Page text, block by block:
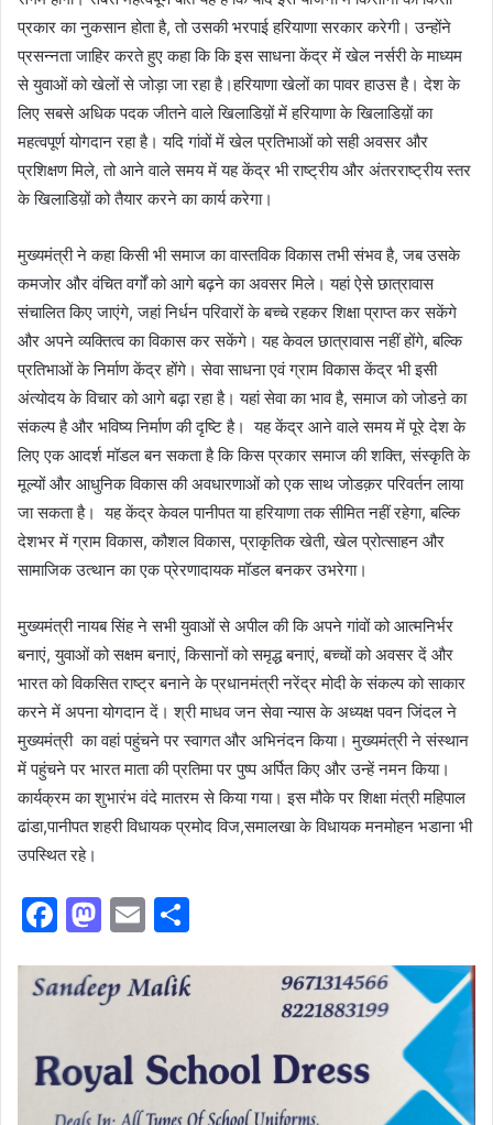
प्रकार का नुकसान होता है, तो उसकी भरपाई हरियाणा सरकार करेगी। उन्होंने
प्रसन्नता जाहिर करते हुए कहा कि कि इस साधना केंद्र में खेल नर्सरी के माध्यम
से युवाओं को खेलों से जोड़ा जा रहा है।हरियाणा खेलों का पावर हाउस है। देश के
लिए सबसे अधिक पदक जीतने वाले खिलाडिय़ों में हरियाणा के खिलाडिय़ों का
महत्वपूर्ण योगदान रहा है। यदि गांवों में खेल प्रतिभाओं को सही अवसर और
प्रशिक्षण मिले, तो आने वाले समय में यह केंद्र भी राष्ट्रीय और अंतरराष्ट्रीय स्तर
के खिलाडिय़ों को तैयार करने का कार्य करेगा।
मुख्यमंत्री ने कहा किसी भी समाज का वास्तविक विकास तभी संभव है, जब उसके
कमजोर और वंचित वर्गों को आगे बढ़ने का अवसर मिले। यहां ऐसे छात्रावास
संचालित किए जाएंगे, जहां निर्धन परिवारों के बच्चे रहकर शिक्षा प्राप्त कर सकेंगे
और अपने व्यक्तित्व का विकास कर सकेंगे। यह केवल छात्रावास नहीं होंगे, बल्कि
प्रतिभाओं के निर्माण केंद्र होंगे। सेवा साधना एवं ग्राम विकास केंद्र भी इसी
अंत्योदय के विचार को आगे बढ़ा रहा है। यहां सेवा का भाव है, समाज को जोडऩे का
संकल्प है और भविष्य निर्माण की दृष्टि है। यह केंद्र आने वाले समय में पूरे देश के
लिए एक आदर्श मॉडल बन सकता है कि किस प्रकार समाज की शक्ति, संस्कृति के
मूल्यों और आधुनिक विकास की अवधारणाओं को एक साथ जोडक़र परिवर्तन लाया
जा सकता है। यह केंद्र केवल पानीपत या हरियाणा तक सीमित नहीं रहेगा, बल्कि
देशभर में ग्राम विकास, कौशल विकास, प्राकृतिक खेती, खेल प्रोत्साहन और
सामाजिक उत्थान का एक प्रेरणादायक मॉडल बनकर उभरेगा।
मुख्यमंत्री नायब सिंह ने सभी युवाओं से अपील की कि अपने गांवों को आत्मनिर्भर
बनाएं, युवाओं को सक्षम बनाएं, किसानों को समृद्ध बनाएं, बच्चों को अवसर दें और
भारत को विकसित राष्ट्र बनाने के प्रधानमंत्री नरेंद्र मोदी के संकल्प को साकार
करने में अपना योगदान दें। श्री माधव जन सेवा न्यास के अध्यक्ष पवन जिंदल ने
मुख्यमंत्री का वहां पहुंचने पर स्वागत और अभिनंदन किया। मुख्यमंत्री ने संस्थान
में पहुंचने पर भारत माता की प्रतिमा पर पुष्प अर्पित किए और उन्हें नमन किया।
कार्यक्रम का शुभारंभ वंदे मातरम से किया गया। इस मौके पर शिक्षा मंत्री महिपाल
ढांडा,पानीपत शहरी विधायक प्रमोद विज,समालखा के विधायक मनमोहन भडाना भी
उपस्थित रहे।
F
c
b
o
M
st
o
d
o
E
ai ar